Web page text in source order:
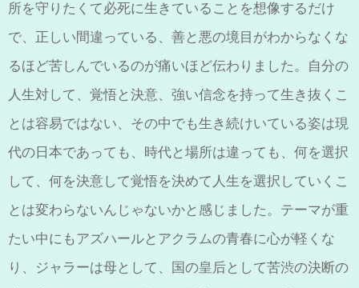
所を守りたくて必死に生きていることを想像するだけ
で、正しい間違っている、善と悪の境目がわからなくな
るほど苦しんでいるのが痛いほど伝わりました。自分の
人生対して、覚悟と決意、強い信念を持って生き抜くこ
とは容易ではない、その中でも生き続けいている姿は現
代の日本であっても、時代と場所は違っても、何を選択
して、何を決意して覚悟を決めて人生を選択していくこ
とは変わらないんじゃないかと感じました。テーマが重
たい中にもアズハールとアクラムの青春に心が軽くな
り、ジャラーは母として、国の皇后として苦渋の決断の